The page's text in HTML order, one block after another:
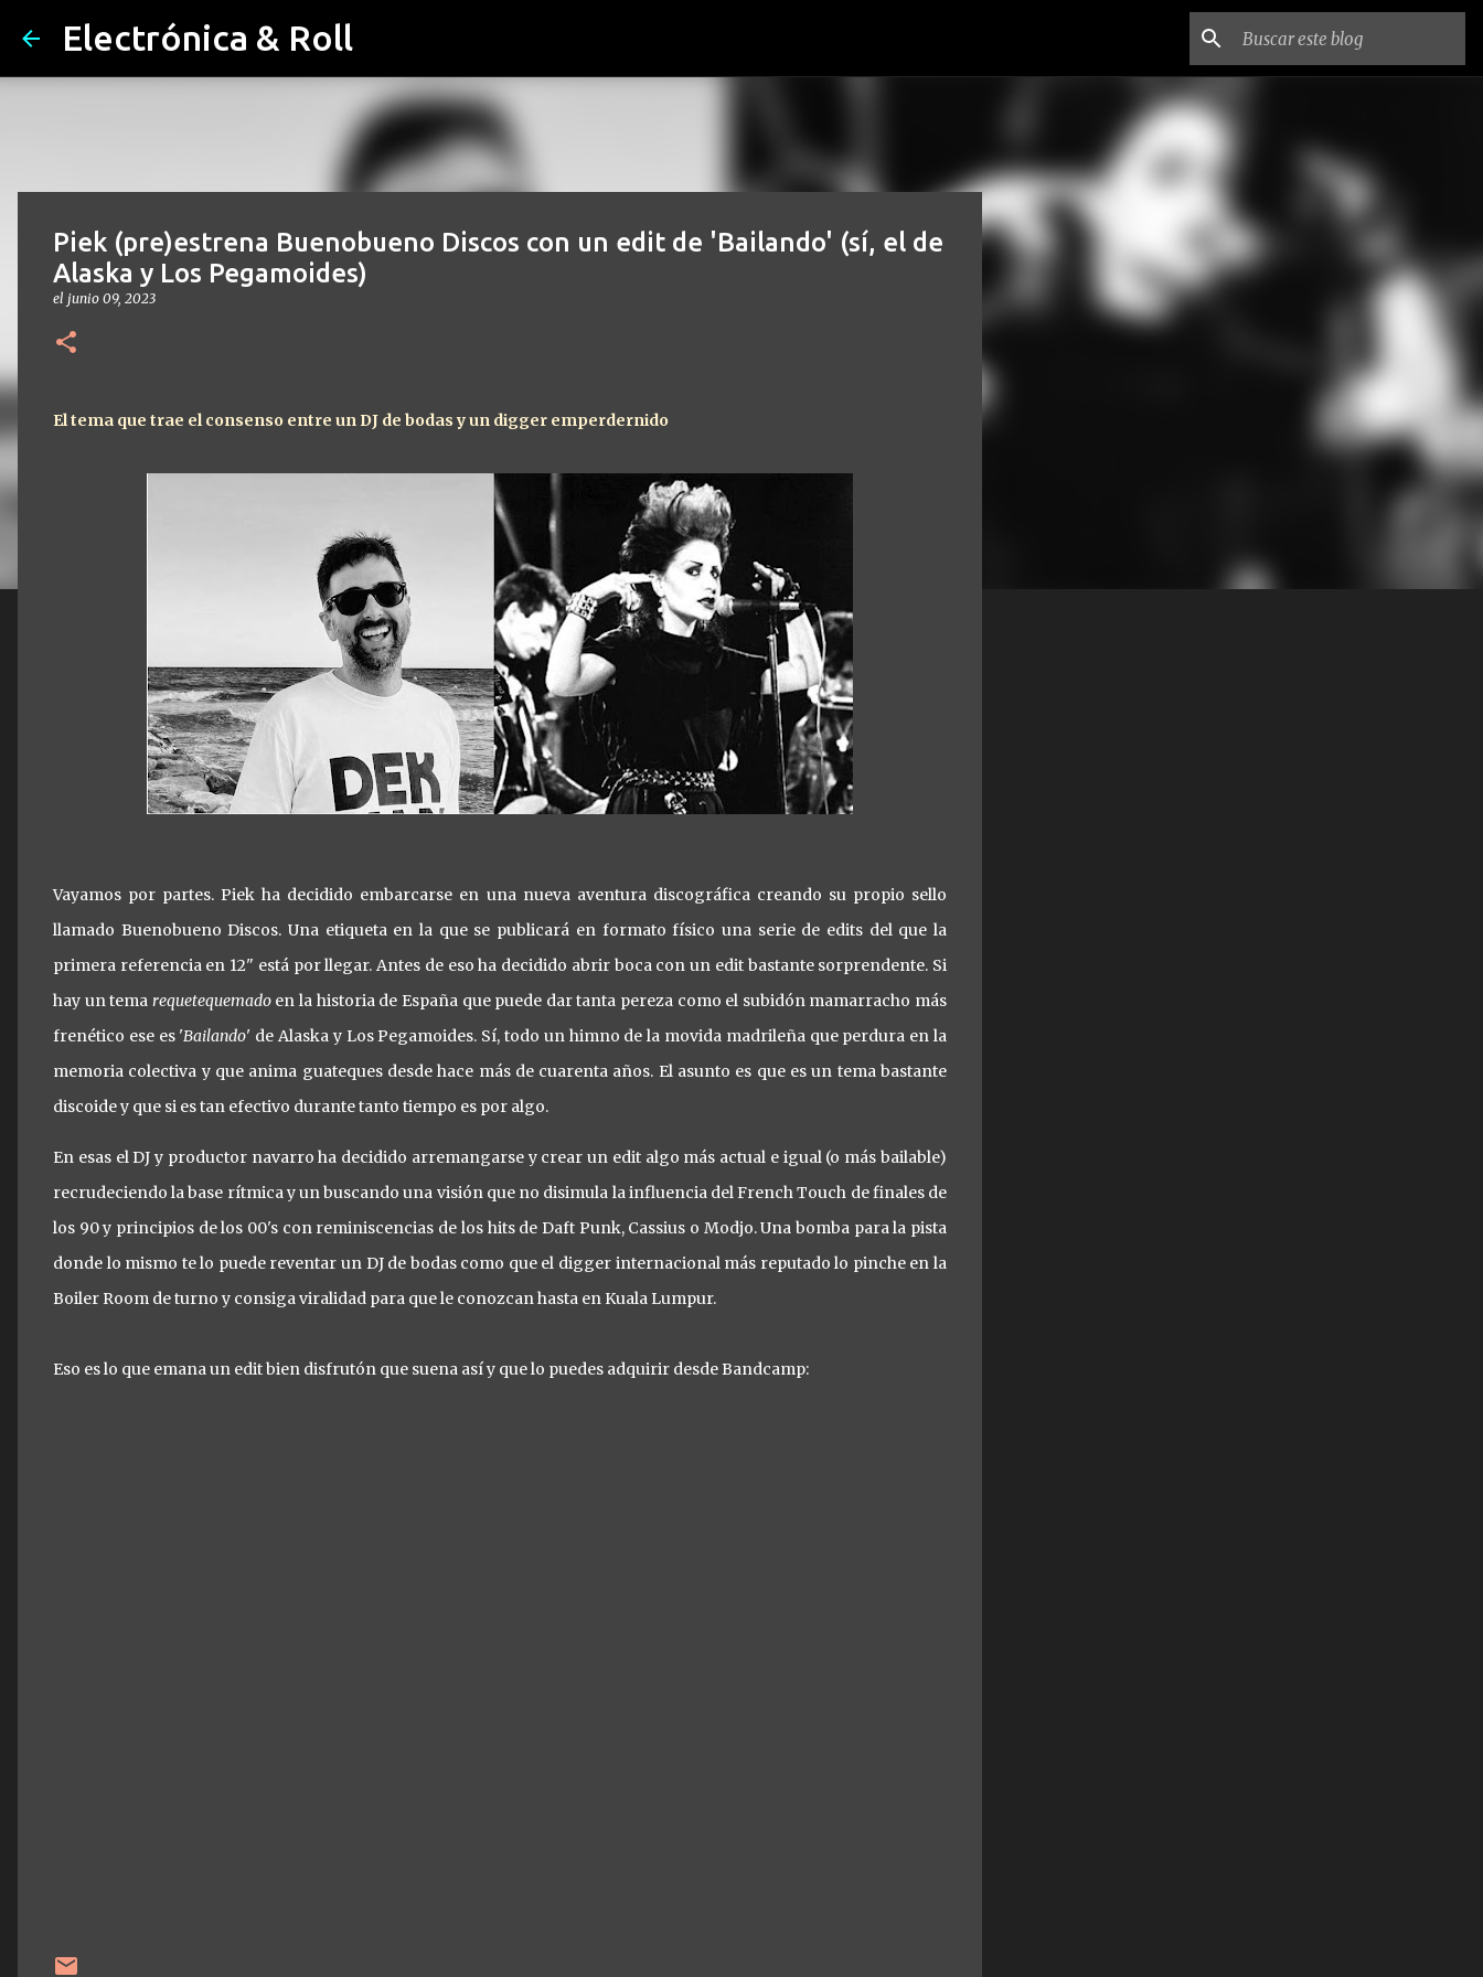
Electrónica & Roll
Piek (pre)estrena Buenobueno Discos con un edit de 'Bailando' (sí, el de
Alaska y Los Pegamoides)
el junio 09, 2023
El tema que trae el consenso entre un DJ de bodas y un digger emperdernido
Vayamos por partes. Piek ha decidido embarcarse en una nueva aventura discográfica creando su propio sello
llamado Buenobueno Discos. Una etiqueta en la que se publicará en formato físico una serie de edits del que la
primera referencia en 12" está por llegar. Antes de eso ha decidido abrir boca con un edit bastante sorprendente. Si
hay un tema requetequemadoen la historia de España que puede dar tanta pereza como el subidón mamarracho más
frenético ese es 'Bailando' de Alaska y Los Pegamoides. Sí, todo un himno de la movida madrileña que perdura en la
memoria colectiva y que anima guateques desde hace más de cuarenta años. El asunto es que es un tema bastante
discoide y que si es tan efectivo durante tanto tiempo es por algo.
En esas el DJ y productor navarro ha decidido arremangarse y crear un edit algo más actual e igual (o más bailable)
recrudeciendo la base rítmica y un buscando una visión que no disimula la influencia del French Touch de finales de
los 90 y principios de los 00's con reminiscencias de los hits de Daft Punk, Cassius o Modjo. Una bomba para la pista
donde lo mismo te lo puede reventar un DJ de bodas como que el digger internacional más reputado lo pinche en la
Boiler Room de turno y consiga viralidad para que le conozcan hasta en Kuala Lumpur.
Eso es lo que emana un edit bien disfrutón que suena así y que lo puedes adquirir desde Bandcamp: